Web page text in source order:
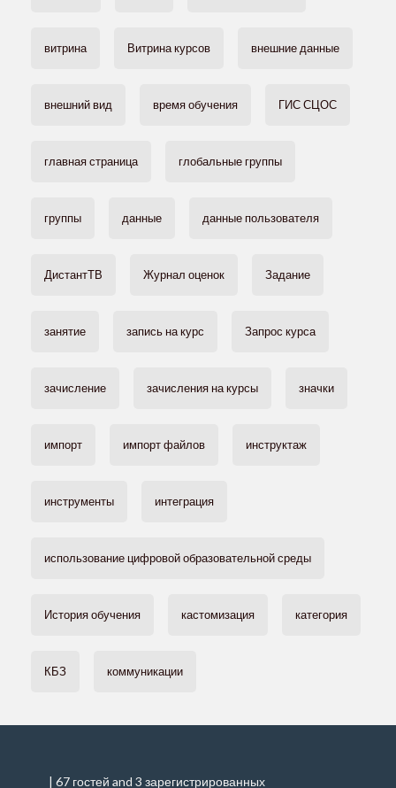
витрина Витрина курсов внешние данные
внешний вид время обучения ГИС СЦОС
главная страница глобальные группы
группы данные данные пользователя
ДистантТВ Журнал оценок Задание
занятие запись на курс Запрос курса
зачисление зачисления на курсы значки
импорт импорт файлов инструктаж
инструменты интеграция
использование цифровой образовательной среды
История обучения кастомизация категория
КБЗ коммуникации
| 67 гостей and 3 зарегистрированных